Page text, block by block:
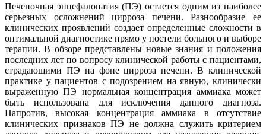
Печеночная энцефалопатия (ПЭ) остается одним из наиболее
серьезных осложнений цирроза печени. Разнообразие ее
клинических проявлений создает определенные сложности в
оптимальной диагностике прямо у постели больного и выборе
терапии. В обзоре представлены новые знания и положения
последних лет по вопросу клинической работы с пациентами,
страдающими ПЭ на фоне цирроза печени. В клинической
практике у пациентов с подозрением на явную, клинически
выраженную ПЭ нормальная концентрация аммиака может
быть использована для исключения данного диагноза.
Напротив, высокая концентрация аммиака в отсутствие
клинических признаков ПЭ не должна служить критерием